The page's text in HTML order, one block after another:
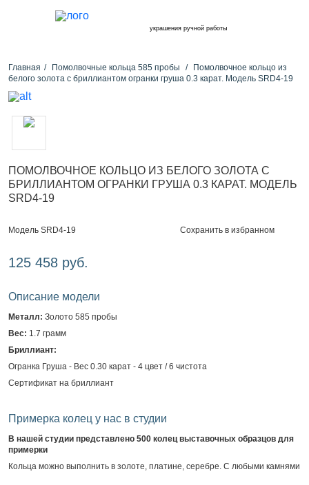
украшения ручной работы
Главная Помолвочные кольца 585 пробы
Помолвочное кольцо из
белого золота с бриллиантом огранки груша 0.3 карат. Модель SRD4-19
ПОМОЛВОЧНОЕ КОЛЬЦО ИЗ БЕЛОГО ЗОЛОТА С
БРИЛЛИАНТОМ ОГРАНКИ ГРУША 0.3 КАРАТ. МОДЕЛЬ
SRD4-19
Модель SRD4-19 Сохранить в избранном
125 458 руб.
Описание модели
Металл: Золото 585 пробы
Вес: 1.7 грамм
Бриллиант:
Огранка Груша - Вес 0.30 карат - 4 цвет / 6 чистота
Сертификат на бриллиант
Примерка колец у нас в студии
В нашей студии представлено 500 колец выставочных образцов для
примерки
Кольца можно выполнить в золоте, платине, серебре. С любыми камнями